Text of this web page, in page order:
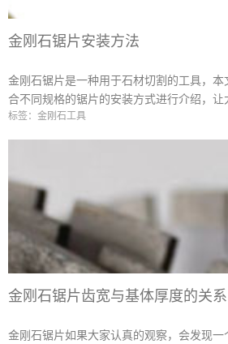
金刚石锯片安装方法
金刚石锯片是一种用于石材切割的工具，本
合不同规格的锯片的安装方式进行介绍，让
的明白金刚石锯片安装的流程。
标签：金刚石工具
金刚石锯片齿宽与基体厚度的关系
金刚石锯片如果大家认真的观察，会发现一